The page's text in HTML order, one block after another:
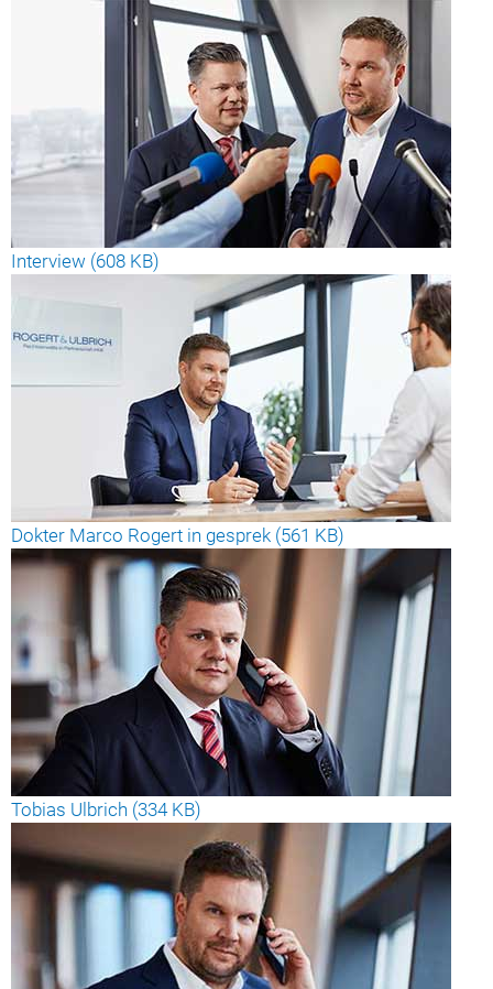
Interview (608 KB)
Dokter Marco Rogert in gesprek (561 KB)
Tobias Ulbrich (334 KB)